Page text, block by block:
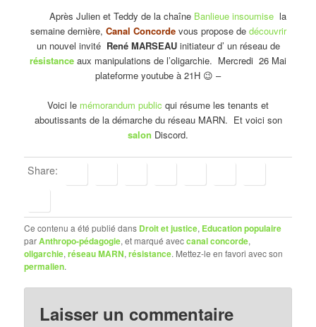
Après Julien et Teddy de la chaîne Banlieue insoumise la
semaine dernière, Canal Concordevous propose de découvrir
un nouvel invité René MARSEAUinitiateur d’ un réseau de
résistance aux manipulations de l’oligarchie. Mercredi 26 Mai
plateforme youtube à 21H 😉 –
Voici le mémorandum public qui résume les tenants et
aboutissants de la démarche du réseau MARN. Et voici son
salon Discord.
Share:
Ce contenu a été publié dans Droit et justice, Education populaire
parAnthropo-pédagogie, et marqué aveccanal concorde,
oligarchie,réseau MARN,résistance. Mettez-le en favori avec son
permalien.
Laisser un commentaire